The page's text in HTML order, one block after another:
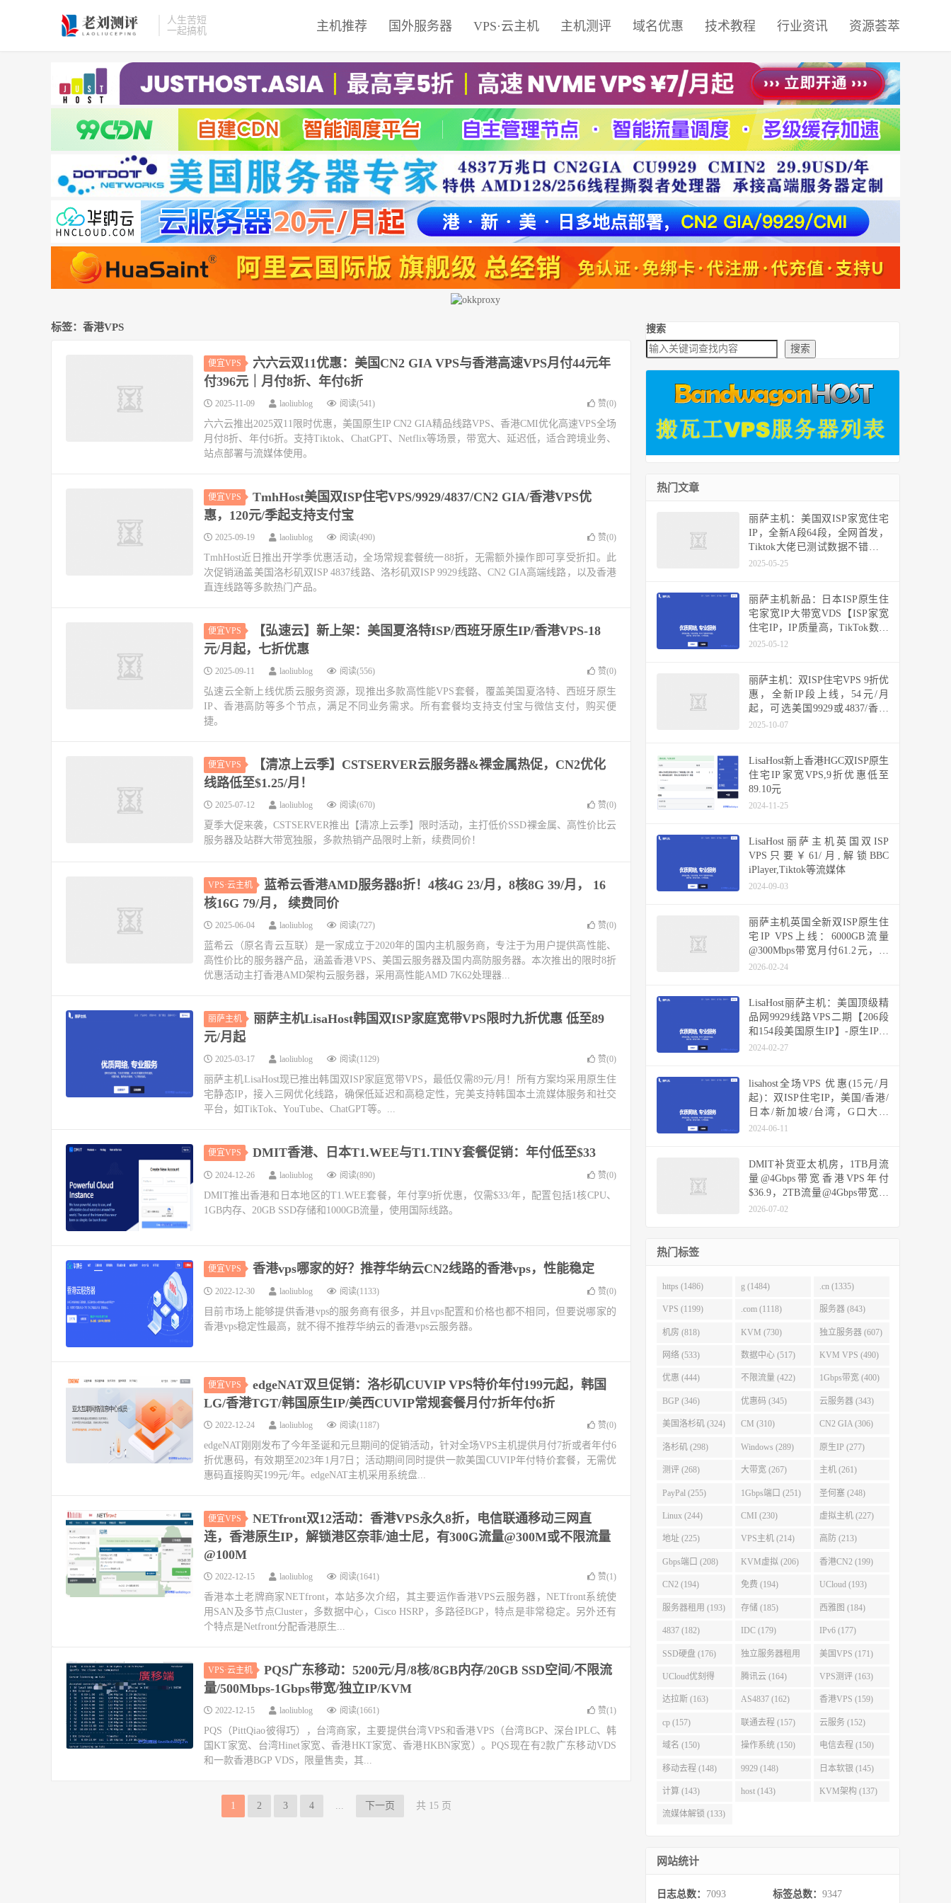
人生苦短
一起搞机
主机推荐 国外服务器 VPS·云主机 主机测评 域名优惠 技术教程 行业资讯 资源荟萃
标签：香港VPS
便宜VPS
六六云双11优惠：美国CN2 GIA VPS与香港高速VPS月付44元年
付396元｜月付8折、年付6折
2025-11-09 laoliublog 阅读(541) 赞(0)
六六云推出2025双11限时优惠，美国原生IP CN2 GIA精品线路VPS、香港CMI优化高速VPS全场
月付8折、年付6折。支持Tiktok、ChatGPT、Netflix等场景，带宽大、延迟低，适合跨境业务、
站点部署与流媒体使用。
便宜VPS
TmhHost美国双ISP住宅VPS/9929/4837/CN2 GIA/香港VPS优
惠，120元/季起支持支付宝
2025-09-19 laoliublog 阅读(490) 赞(0)
TmhHost近日推出开学季优惠活动，全场常规套餐统一88折，无需额外操作即可享受折扣。此
次促销涵盖美国洛杉矶双ISP 4837线路、洛杉矶双ISP 9929线路、CN2 GIA高端线路，以及香港
直连线路等多款热门产品。
便宜VPS
【弘速云】新上架：美国夏洛特ISP/西班牙原生IP/香港VPS-18
元/月起，七折优惠
2025-09-11 laoliublog 阅读(556) 赞(0)
弘速云全新上线优质云服务资源，现推出多款高性能VPS套餐，覆盖美国夏洛特、西班牙原生
IP、香港高防等多个节点，满足不同业务需求。所有套餐均支持支付宝与微信支付，购买便
捷。
便宜VPS
【清凉上云季】CSTSERVER云服务器&裸金属热促，CN2优化
线路低至$1.25/月！
2025-07-12 laoliublog 阅读(670) 赞(0)
夏季大促来袭，CSTSERVER推出【清凉上云季】限时活动，主打低价SSD裸金属、高性价比云
服务器及站群大带宽独服，多款热销产品限时上新，续费同价！
VPS·云主机
蓝希云香港AMD服务器8折！4核4G 23/月，8核8G 39/月， 16
核16G 79/月， 续费同价
2025-06-04 laoliublog 阅读(727) 赞(0)
蓝希云（原名青云互联）是一家成立于2020年的国内主机服务商，专注于为用户提供高性能、
高性价比的服务器产品，涵盖香港VPS、美国云服务器及国内高防服务器。本次推出的限时8折
优惠活动主打香港AMD架构云服务器，采用高性能AMD 7K62处理器...
丽萨主机
丽萨主机LisaHost韩国双ISP家庭宽带VPS限时九折优惠 低至89
元/月起
2025-03-17 laoliublog 阅读(1129) 赞(0)
丽萨主机LisaHost现已推出韩国双ISP家庭宽带VPS，最低仅需89元/月！所有方案均采用原生住
宅静态IP，接入三网优化线路，确保低延迟和高稳定性，完美支持韩国本土流媒体服务和社交
平台，如TikTok、YouTube、ChatGPT等。...
便宜VPS DMIT香港、日本T1.WEE与T1.TINY套餐促销：年付低至$33
2024-12-26 laoliublog 阅读(890) 赞(0)
DMIT推出香港和日本地区的T1.WEE套餐，年付享9折优惠，仅需$33/年，配置包括1核CPU、
1GB内存、20GB SSD存储和1000GB流量，使用国际线路。
便宜VPS 香港vps哪家的好？推荐华纳云CN2线路的香港vps，性能稳定
2022-12-30 laoliublog 阅读(1133) 赞(0)
目前市场上能够提供香港vps的服务商有很多，并且vps配置和价格也都不相同，但要说哪家的
香港vps稳定性最高，就不得不推荐华纳云的香港vps云服务器。
便宜VPS
edgeNAT双旦促销：洛杉矶CUVIP VPS特价年付199元起，韩国
LG/香港TGT/韩国原生IP/美西CUVIP常规套餐月付7折年付6折
2022-12-24 laoliublog 阅读(1187) 赞(0)
edgeNAT刚刚发布了今年圣诞和元旦期间的促销活动，针对全场VPS主机提供月付7折或者年付6
折优惠码，有效期至2023年1月7日；活动期间同时提供一款美国CUVIP年付特价套餐，无需优
惠码直接购买199元/年。edgeNAT主机采用系统盘...
便宜VPS
NETfront双12活动：香港VPS永久8折，电信联通移动三网直
连，香港原生IP，解锁港区奈菲/迪士尼，有300G流量@300M或不限流量
@100M
2022-12-15 laoliublog 阅读(1641) 赞(1)
香港本土老牌商家NETfront，本站多次介绍，其主要运作香港VPS云服务器，NETfront系统使
用SAN及多节点Cluster，多数据中心，Cisco HSRP，多路径BGP，特点是非常稳定。另外还有
个特点是Netfront分配香港原生...
VPS·云主机
PQS广东移动：5200元/月/8核/8GB内存/20GB SSD空间/不限流
量/500Mbps-1Gbps带宽/独立IP/KVM
2022-12-15 laoliublog 阅读(1661) 赞(1)
PQS（PittQiao彼得巧），台湾商家，主要提供台湾VPS和香港VPS（台湾BGP、深台IPLC、韩
国KT家宽、台湾Hinet家宽、香港HKT家宽、香港HKBN家宽）。PQS现在有2款广东移动VDS
和一款香港BGP VDS，限量售卖，其...
1 2 3 4 下一页 共 15 页
搜索
搜索
热门文章
丽萨主机：美国双ISP家宽住宅
IP，全新A段64段，全网首发，
Tiktok大佬已测试数据不错，可
以冲了！
2025-05-25
丽萨主机新品：日本ISP原生住
宅家宽IP大带宽VDS【ISP家宽
住宅IP，IP质量高，TikTok数据
好】
2025-05-12
丽萨主机：双ISP住宅VPS 9折优
惠，全新IP段上线，54元/月
起，可选美国9929或4837/香港
CMI/台湾省/新加坡/日本原生IP
2025-10-07
LisaHost新上香港HGC双ISP原生
住宅IP家宽VPS,9折优惠低至
89.10元
2024-11-25
LisaHost丽萨主机英国双ISP
VPS只要￥61/月,解锁BBC
iPlayer,Tiktok等流媒体
2024-09-03
丽萨主机英国全新双ISP原生住
宅IP VPS上线：6000GB流量
@300Mbps带宽月付61.2元，小
众A段IP、支持多流媒体解锁与
2026-02-24
LisaHost丽萨主机：美国顶级精
品网9929线路VPS二期【206段
和154段美国原生IP】-原生IP季
付9折更优惠
2024-02-27
lisahost全场VPS 优惠(15元/月
起)：双ISP住宅IP，美国/香港/
日本/新加坡/台湾，G口大带
宽，高端高速线路可选
2024-06-11
DMIT补货亚太机房，1TB月流
量@4Gbps带宽香港VPS年付
$36.9，2TB流量@4Gbps带宽日
本VPS月付$6.9，可选三网CN2
2026-07-02
热门标签
https (1486) g (1484) .cn (1335)
VPS (1199) .com (1118) 服务器 (843)
机房 (818) KVM (730) 独立服务器 (607)
网络 (533) 数据中心 (517) KVM VPS (490)
优惠 (444) 不限流量 (422) 1Gbps带宽 (400)
BGP (346) 优惠码 (345) 云服务器 (343)
美国洛杉矶 (324) CM (310) CN2 GIA (306)
洛杉矶 (298) Windows (289) 原生IP (277)
测评 (268) 大带宽 (267) 主机 (261)
PayPal (255) 1Gbps端口 (251) 圣何塞 (248)
Linux (244) CMI (230) 虚拟主机 (227)
地址 (225) VPS主机 (214) 高防 (213)
Gbps端口 (208) KVM虚拟 (206) 香港CN2 (199)
CN2 (194) 免费 (194) UCloud (193)
服务器租用 (193) 存储 (185) 西雅图 (184)
4837 (182) IDC (179) IPv6 (177)
SSD硬盘 (176) 独立服务器租用
(175)
美国VPS (171)
UCloud优刻得
(168)
腾讯云 (164) VPS测评 (163)
达拉斯 (163) AS4837 (162) 香港VPS (159)
cp (157) 联通去程 (157) 云服务 (152)
域名 (150) 操作系统 (150) 电信去程 (150)
移动去程 (148) 9929 (148) 日本软银 (145)
计算 (143) host (143) KVM架构 (137)
流媒体解锁 (133)
网站统计
日志总数： 7093 标签总数： 9347